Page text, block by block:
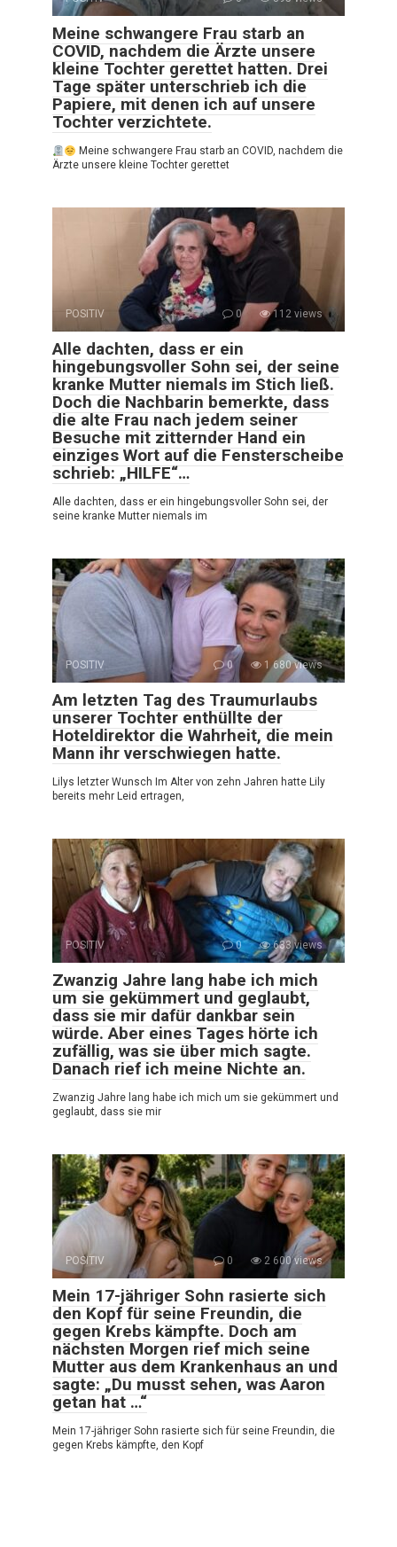
Meine schwangere Frau starb an
COVID, nachdem die Ärzte unsere
kleine Tochter gerettet hatten. Drei
Tage später unterschrieb ich die
Papiere, mit denen ich auf unsere
Tochter verzichtete.
Meine schwangere Frau starb an COVID, nachdem die
Ärzte unsere kleine Tochter gerettet
POSITIV 0 112 views
Alle dachten, dass er ein
hingebungsvoller Sohn sei, der seine
kranke Mutter niemals im Stich ließ.
Doch die Nachbarin bemerkte, dass
die alte Frau nach jedem seiner
Besuche mit zitternder Hand ein
einziges Wort auf die Fensterscheibe
schrieb: „HILFE“…
Alle dachten, dass er ein hingebungsvoller Sohn sei, der
seine kranke Mutter niemals im
POSITIV 0 1 680 views
Am letzten Tag des Traumurlaubs
unserer Tochter enthüllte der
Hoteldirektor die Wahrheit, die mein
Mann ihr verschwiegen hatte.
Lilys letzter Wunsch Im Alter von zehn Jahren hatte Lily
bereits mehr Leid ertragen,
POSITIV 0 633 views
Zwanzig Jahre lang habe ich mich
um sie gekümmert und geglaubt,
dass sie mir dafür dankbar sein
würde. Aber eines Tages hörte ich
zufällig, was sie über mich sagte.
Danach rief ich meine Nichte an.
Zwanzig Jahre lang habe ich mich um sie gekümmert und
geglaubt, dass sie mir
POSITIV 0 2 600 views
Mein 17-jähriger Sohn rasierte sich
den Kopf für seine Freundin, die
gegen Krebs kämpfte. Doch am
nächsten Morgen rief mich seine
Mutter aus dem Krankenhaus an und
sagte: „Du musst sehen, was Aaron
getan hat …“
Mein 17-jähriger Sohn rasierte sich für seine Freundin, die
gegen Krebs kämpfte, den Kopf